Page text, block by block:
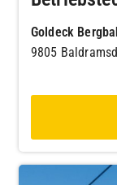
Goldeck
9805